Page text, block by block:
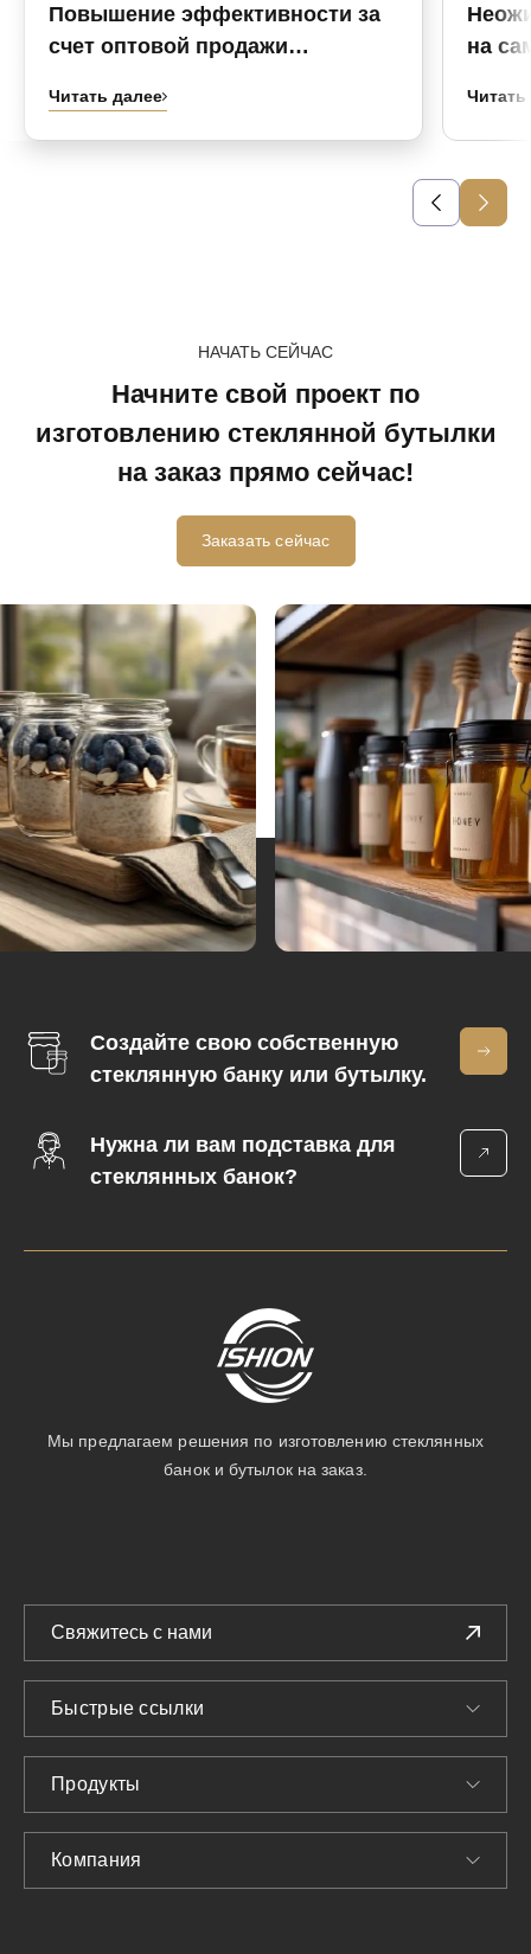
Повышение эффективности за
счет оптовой продажи
флаконов, изготовленных на
заказ.
Читать далее
на
Читать
НАЧАТЬ СЕЙЧАС
Начните свой проект по
изготовлению стеклянной бутылки
на заказ прямо сейчас!
Заказать сейчас
Создайте свою собственную
стеклянную банку или бутылку.
Нужна ли вам подставка для
стеклянных банок?
Мы предлагаем решения по изготовлению стеклянных
банок и бутылок на заказ.
Свяжитесь с нами
Быстрые ссылки
Продукты
Компания